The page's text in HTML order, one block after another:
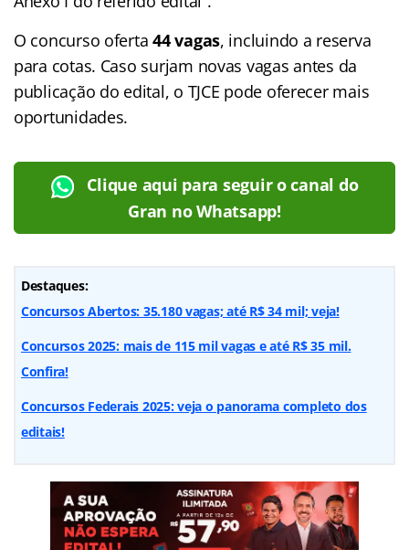
O concurso oferta44 vagas, incluindo a reserva
para cotas. Caso surjam novas vagas antes da
publicação do edital, o TJCE pode oferecer mais
oportunidades.
Clique aqui para seguir o canal do
Gran no Whatsapp!
Destaques:
Concursos Abertos: 35.180 vagas; até R$ 34 mil; veja!
Concursos 2025: mais de 115 mil vagas e até R$ 35 mil.
Confira!
Concursos Federais 2025: veja o panorama completo dos
editais!